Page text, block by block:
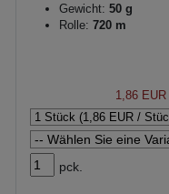
Gewicht: 50 g
Rolle: 720 m
1,86 EUR
pck.